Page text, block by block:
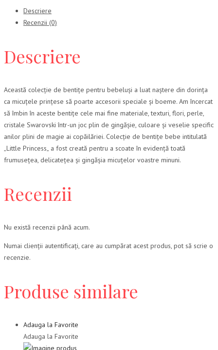
Descriere
Recenzii (0)
Descriere
Această colecție de bentițe pentru bebeluși a luat naștere din dorința
ca micuțele prințese să poarte accesorii speciale și boeme. Am încercat
să îmbin în aceste bentițe cele mai fine materiale, texturi, flori, perle,
cristale Swarovski într-un joc plin de gingășie, culoare și veselie specific
anilor plini de magie ai copăilăriei. Colecție de bentițe bebe intitulată
„Little Princess„ a fost creată pentru a scoate în evidență toată
frumusețea, delicatețea și gingășia micuțelor voastre minuni.
Recenzii
Nu există recenzii până acum.
Numai clienții autentificați, care au cumpărat acest produs, pot să scrie o
recenzie.
Produse similare
Adauga la Favorite
Adauga la Favorite